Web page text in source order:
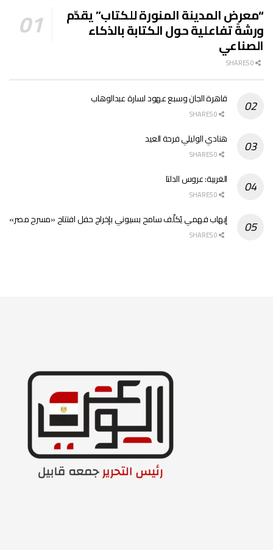
“معرض المدينة المنورة للكتاب” يقدّم
ورشةً تفاعلية حول الكتابة بالذكاء
الصناعي
قاهرة الجان وسبع عهود لسارة عبدالوهاب
هنادي الوليلي فرحة العيد
الغربية: عروس الدلتا
إيهاب فهمي يُكلّف سامح بسيوني بإخراج حفل افتتاح «مسرح مصر»